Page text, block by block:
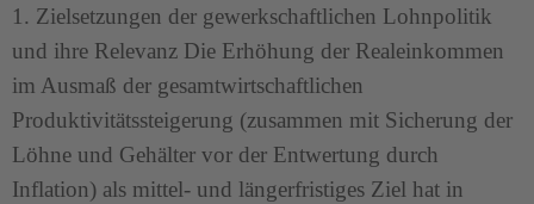
1. Zielsetzungen der gewerkschaftlichen Lohnpolitik
und ihre Relevanz Die Erhöhung der Realeinkommen
im Ausmaß der gesamtwirtschaftlichen
Produktivitätssteigerung (zusammen mit Sicherung der
Löhne und Gehälter vor der Entwertung durch
Inflation) als mittel- und längerfristiges Ziel hat in